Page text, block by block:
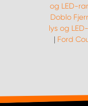
og LED-
Doblo
lys og
| Ford